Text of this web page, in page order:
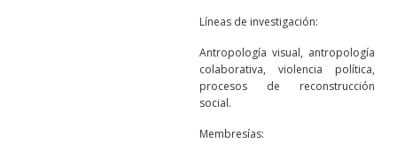
Líneas de investigación:
Antropología visual, antropología
colaborativa, violencia política,
procesos de reconstrucción
social.
Membresías: